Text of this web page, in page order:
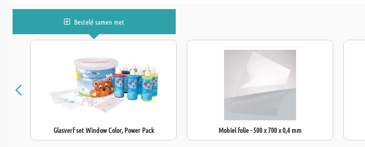
Besteld samen met
Glasverf set Window Color, Power Pack Mobiel folie - 500 x 700 x 0,4 mm